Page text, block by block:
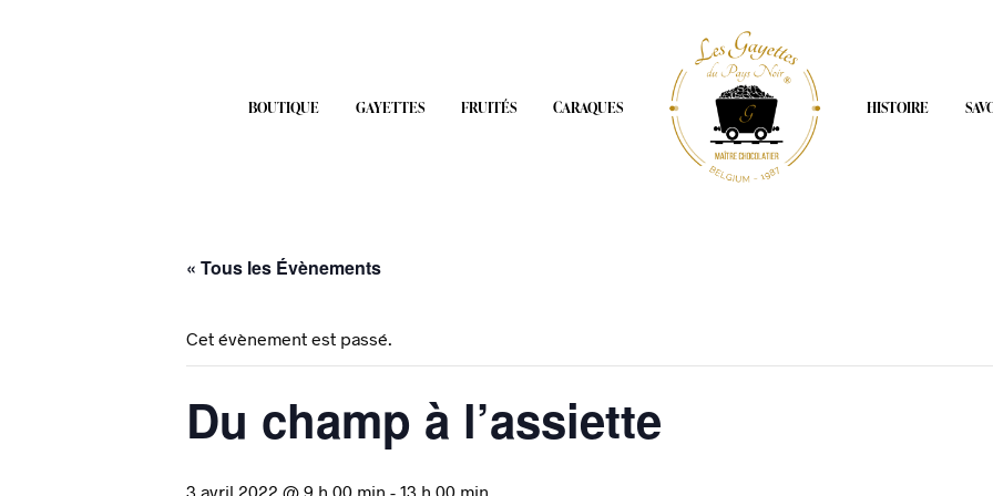
BOUTIQUE GAYETTES FRUITÉS CARAQUES HISTOIRE
« Tous les Évènements
Cet évènement est passé.
Du champ à l’assiette
3 avril 2022 @ 9 h 00 min - 13 h 00 min